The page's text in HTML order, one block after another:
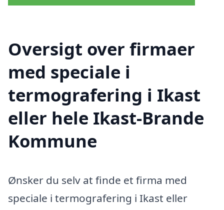
Oversigt over firmaer
med speciale i
termografering i Ikast
eller hele Ikast-Brande
Kommune
Ønsker du selv at finde et firma med
speciale i termografering i Ikast eller